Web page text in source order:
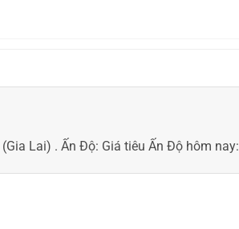
(Gia Lai) . Ấn Độ: Giá tiêu Ấn Độ hôm nay: